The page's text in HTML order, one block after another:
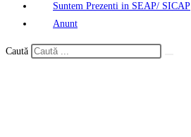
Suntem Prezenti in SEAP/ SICAP
Anunt
Caută